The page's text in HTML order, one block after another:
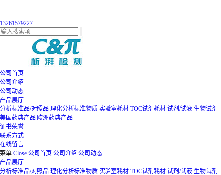
13261579227
公司首页
公司介绍
公司动态
产品展厅
分析标准品/对照品 理化分析标准物质 实验室耗材 TOC试剂耗材 试剂/试液 生物试剂
美国药典产品 欧洲药典产品
证书荣誉
联系方式
在线留言
菜单 Close 公司首页 公司介绍 公司动态
产品展厅
分析标准品/对照品 理化分析标准物质 实验室耗材 TOC试剂耗材 试剂/试液 生物试剂